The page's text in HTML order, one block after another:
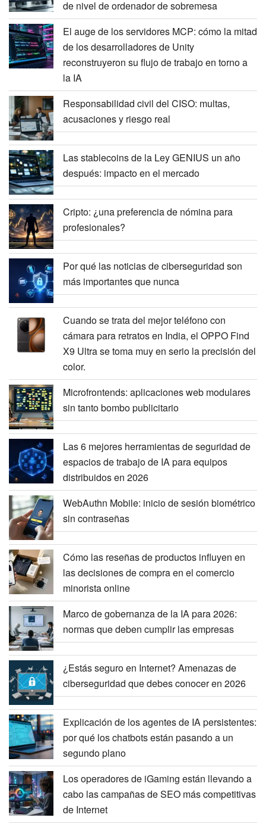
de nivel de ordenador de sobremesa
El auge de los servidores MCP: cómo la mitad
de los desarrolladores de Unity
reconstruyeron su flujo de trabajo en torno a
la IA
Responsabilidad civil del CISO: multas,
acusaciones y riesgo real
Las stablecoins de la Ley GENIUS un año
después: impacto en el mercado
Cripto: ¿una preferencia de nómina para
profesionales?
Por qué las noticias de ciberseguridad son
más importantes que nunca
Cuando se trata del mejor teléfono con
cámara para retratos en India, el OPPO Find
X9 Ultra se toma muy en serio la precisión del
color.
Microfrontends: aplicaciones web modulares
sin tanto bombo publicitario
Las 6 mejores herramientas de seguridad de
espacios de trabajo de IA para equipos
distribuidos en 2026
WebAuthn Mobile: inicio de sesión biométrico
sin contraseñas
Cómo las reseñas de productos influyen en
las decisiones de compra en el comercio
minorista online
Marco de gobernanza de la IA para 2026:
normas que deben cumplir las empresas
¿Estás seguro en Internet? Amenazas de
ciberseguridad que debes conocer en 2026
Explicación de los agentes de IA persistentes:
por qué los chatbots están pasando a un
segundo plano
Los operadores de iGaming están llevando a
cabo las campañas de SEO más competitivas
de Internet